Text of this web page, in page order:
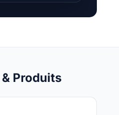
Produits